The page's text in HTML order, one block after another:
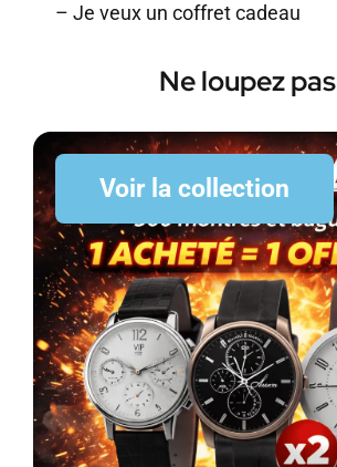
– Je veux un coffret cadeau
Ne loupez pas
Voir la collection